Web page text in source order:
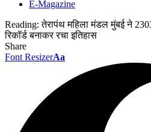
E-Magazine
Reading: तेरापंथ महिला मंडल मुंबई ने
रिकॉर्ड बनाकर रचा इतिहास
Share
Font ResizerAa